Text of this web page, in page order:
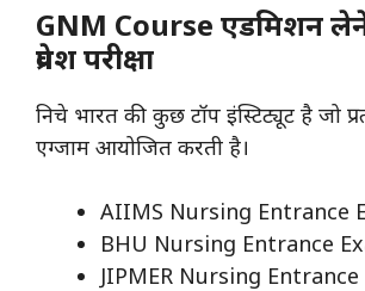
GNM Course एडमिशन
प्रवेश परीक्षा
निचे भारत की कुछ टॉप इंस्टिट्यूट है जो
एग्जाम आयोजित करती है।
AIIMS Nursing Entrance
BHU Nursing Entrance
JIPMER Nursing Entrance